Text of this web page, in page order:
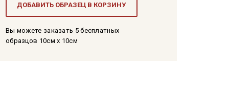
ДОБАВИТЬ ОБРАЗЕЦ В КОРЗИНУ
Вы можете заказать 5 бесплатных
образцов 10см x 10см